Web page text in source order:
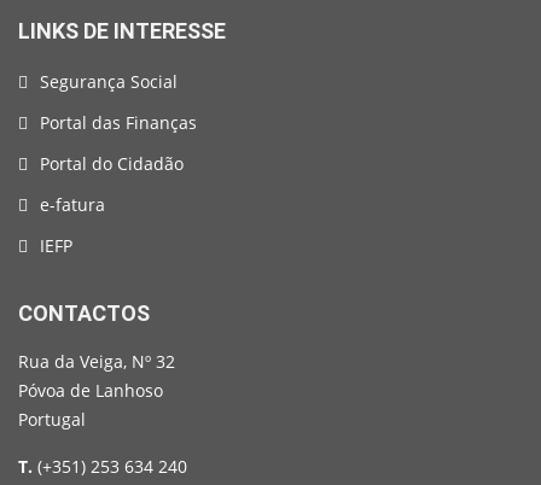
LINKS DE INTERESSE
Segurança Social
Portal das Finanças
Portal do Cidadão
e-fatura
IEFP
CONTACTOS
Rua da Veiga, Nº 32
Póvoa de Lanhoso
Portugal
T. (+351) 253 634 240